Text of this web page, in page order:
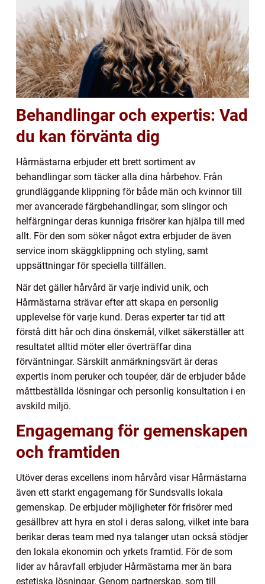
Behandlingar och expertis: Vad
du kan förvänta dig
Hårmästarna erbjuder ett brett sortiment av
behandlingar som täcker alla dina hårbehov. Från
grundläggande klippning för både män och kvinnor till
mer avancerade färgbehandlingar, som slingor och
helfärgningar deras kunniga frisörer kan hjälpa till med
allt. För den som söker något extra erbjuder de även
service inom skäggklippning och styling, samt
uppsättningar för speciella tillfällen.
När det gäller hårvård är varje individ unik, och
Hårmästarna strävar efter att skapa en personlig
upplevelse för varje kund. Deras experter tar tid att
förstå ditt hår och dina önskemål, vilket säkerställer att
resultatet alltid möter eller överträffar dina
förväntningar. Särskilt anmärkningsvärt är deras
expertis inom peruker och toupéer, där de erbjuder både
måttbeställda lösningar och personlig konsultation i en
avskild miljö.
Engagemang för gemenskapen
och framtiden
Utöver deras excellens inom hårvård visar Hårmästarna
även ett starkt engagemang för Sundsvalls lokala
gemenskap. De erbjuder möjligheter för frisörer med
gesällbrev att hyra en stol i deras salong, vilket inte bara
berikar deras team med nya talanger utan också stödjer
den lokala ekonomin och yrkets framtid. För de som
lider av håravfall erbjuder Hårmästarna mer än bara
estetiska lösningar. Genom partnerskap, som till